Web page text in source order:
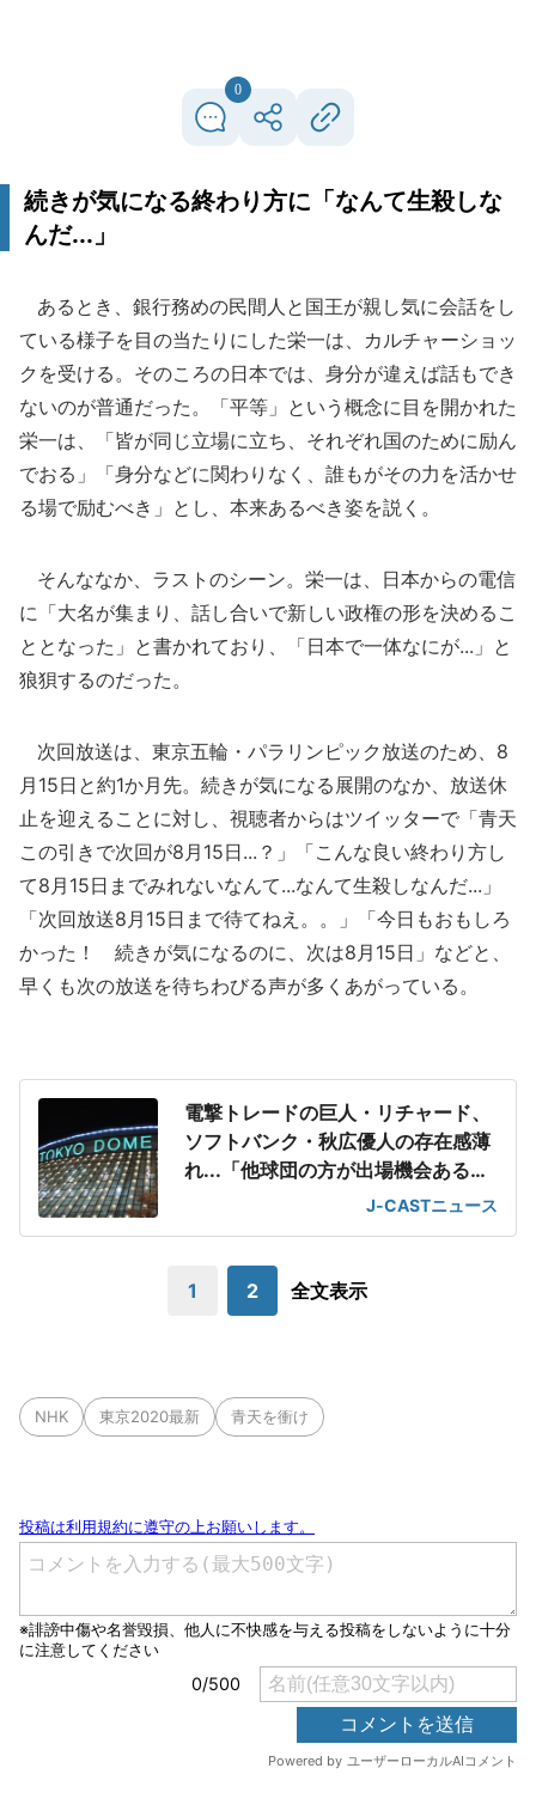
0
続きが気になる終わり方に「なんて生殺しな
んだ...」
あるとき、銀行務めの民間人と国王が親し気に会話をし
ている様子を目の当たりにした栄一は、カルチャーショッ
クを受ける。そのころの日本では、身分が違えば話もでき
ないのが普通だった。「平等」という概念に目を開かれた
栄一は、「皆が同じ立場に立ち、それぞれ国のために励ん
でおる」「身分などに関わりなく、誰もがその力を活かせ
る場で励むべき」とし、本来あるべき姿を説く。
そんななか、ラストのシーン。栄一は、日本からの電信
に「大名が集まり、話し合いで新しい政権の形を決めるこ
ととなった」と書かれており、「日本で一体なにが...」と
狼狽するのだった。
次回放送は、東京五輪・パラリンピック放送のため、8
月15日と約1か月先。続きが気になる展開のなか、放送休
止を迎えることに対し、視聴者からはツイッターで「青天
この引きで次回が8月15日...？」「こんな良い終わり方し
て8月15日までみれないなんて...なんて生殺しなんだ...」
「次回放送8月15日まで待てねえ。。」「今日もおもしろ
かった！ 続きが気になるのに、次は8月15日」などと、
早くも次の放送を待ちわびる声が多くあがっている。
電撃トレードの巨人・リチャード、
ソフトバンク・秋広優人の存在感薄
れ...「他球団の方が出場機会ある」
J-CASTニュース
1 2 全文表示
NHK 東京2020最新 青天を衝け